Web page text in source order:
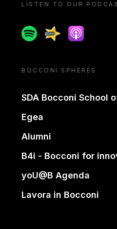
LISTEN TO OUR
SpotifySpreaker
Apple
BOCCONI SPHERES
SDA Bocconi School
Egea
Alumni
B4i - Bocconi for
yoU@B Agenda
Lavora in Bocconi